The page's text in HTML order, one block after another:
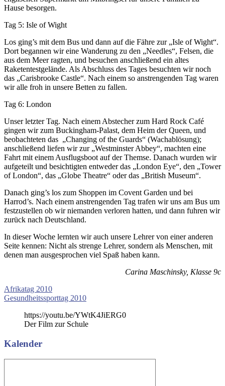
Hause besorgen.
Tag 5: Isle of Wight
Los ging’s mit dem Bus und dann auf die Fähre zur „Isle of Wight“.
Dort begannen wir eine Wanderung zu den „Needles“, Felsen, die
aus dem Meer ragten, und besuchen anschließend ein altes
Raketentestgelände. Als Abschluss des Tages besuchten wir noch
das „Carisbrooke Castle“. Nach einem so anstrengenden Tag waren
wir alle froh in unsere Betten zu fallen.
Tag 6: London
Unser letzter Tag. Nach einem Abstecher zum Hard Rock Café
gingen wir zum Buckingham-Palast, dem Heim der Queen, und
beobachteten das „Changing of the Guards“ (Wachablösung);
anschließend liefen wir zur „Westminster Abbey“, machten eine
Fahrt mit einem Ausflugsboot auf der Themse. Danach wurden wir
aufgeteilt und besichtigten entweder das „London Eye“, den „Tower
of London“, das „Globe Theatre“ oder das „British Museum“.
Danach ging’s los zum Shoppen im Covent Garden und bei
Harrod’s. Nach einem anstrengenden Tag trafen wir uns am Bus um
festzustellen ob wir niemanden verloren hatten, und dann fuhren wir
zurück nach Deutschland.
In dieser Woche lernten wir auch unsere Lehrer von einer anderen
Seite kennen: Nicht als strenge Lehrer, sondern als Menschen, mit
denen man ausgesprochen viel Spaß haben kann.
Carina Maschinsky, Klasse 9c
Englandfahrt
Beitragsnavigation
Vorheriger
Beitrag:
Afrikatag 2010
Nächster
Gesundheitssporttag 2010
https://youtu.be/YWtK4JiERG0
Der Film zur Schule
Kalender